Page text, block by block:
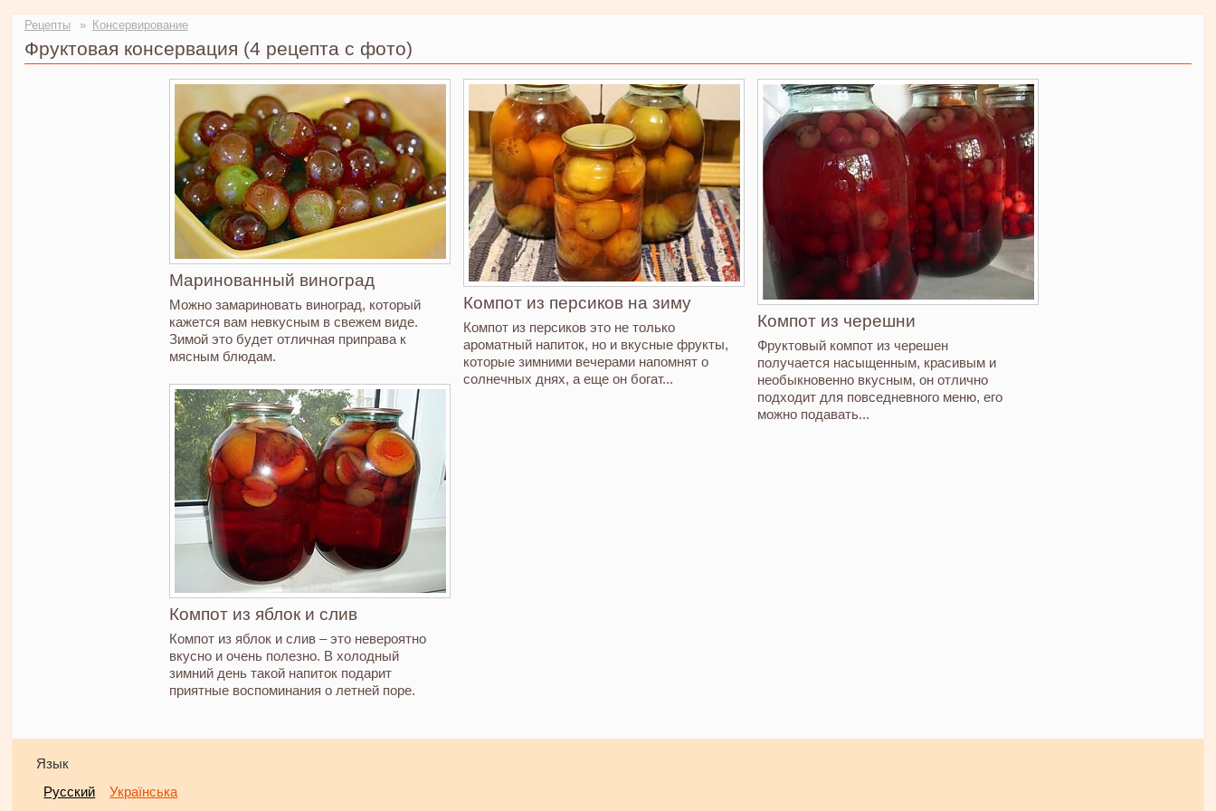
Рецепты Консервирование
Фруктовая консервация (4 рецепта с фото)
Маринованный виноград
Можно замариновать виноград, который
кажется вам невкусным в свежем виде.
Зимой это будет отличная приправа к
мясным блюдам.
Компот из персиков на зиму
Компот из персиков это не только
ароматный напиток, но и вкусные фрукты,
которые зимними вечерами напомнят о
солнечных днях, а еще он богат...
Компот из черешни
Фруктовый компот из черешен
получается насыщенным, красивым и
необыкновенно вкусным, он отлично
подходит для повседневного меню, его
можно подавать...
Компот из яблок и слив
Компот из яблок и слив – это невероятно
вкусно и очень полезно. В холодный
зимний день такой напиток подарит
приятные воспоминания о летней поре.
Язык
Русский
Українська